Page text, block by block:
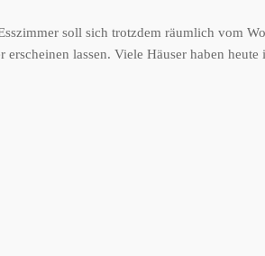
soll sich trotzdem räumlich vom
lassen. Viele Häuser haben